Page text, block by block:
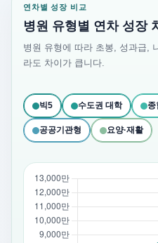
연차별 성장 비교
병원 유형별 연차 성장
병원 유형에 따라 초봉, 성과급,
라도 차이가 큽니다.
빅5 수도권 대학 종
공공기관형 요양·재활